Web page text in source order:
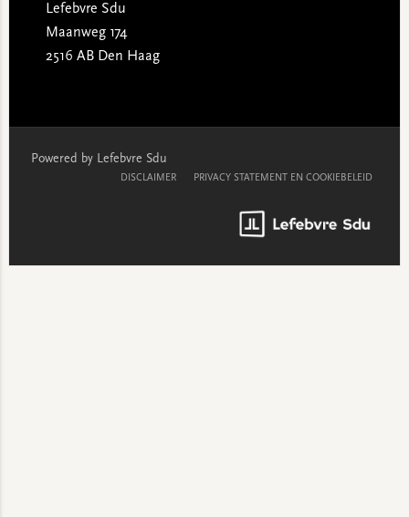
Lefebvre Sdu
Maanweg 174
2516 AB Den Haag
Powered by Lefebvre Sdu
DISCLAIMER PRIVACY STATEMENT EN COOKIEBELEID